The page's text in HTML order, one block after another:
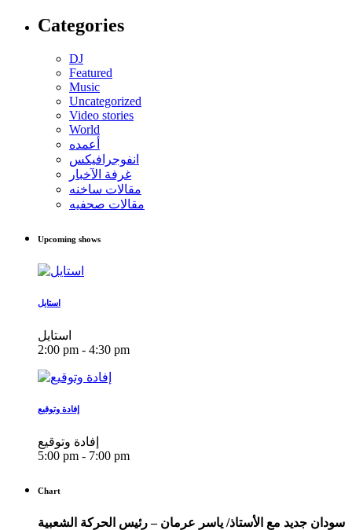
Categories
DJ
Featured
Music
Uncategorized
Video stories
World
أعمده
انفوجرافيكس
غرفة الآخبار
مقالات ساخنه
مقالات صحفيه
Upcoming shows
استايل
استايل
2:00 pm - 4:30 pm
إفادة وتوقيع
إفادة وتوقيع
5:00 pm - 7:00 pm
Chart
سودان جديد مع الأستاذ/ ياسر عرمان – رئيس الحركة الشعبية